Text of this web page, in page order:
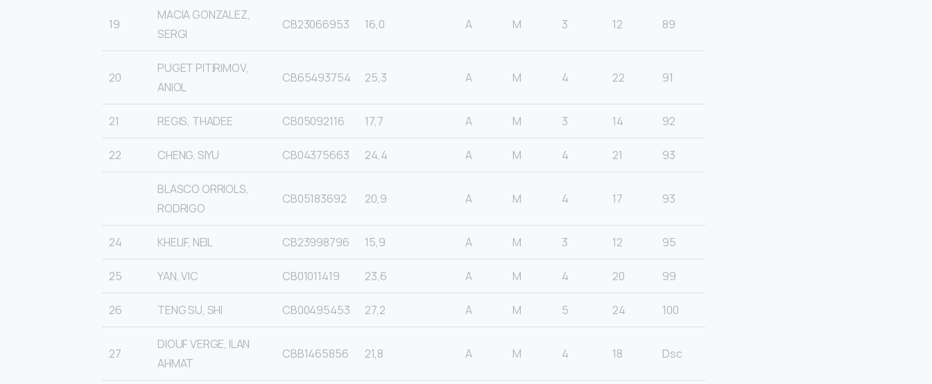
19
MACIA GONZALEZ,
SERGI
CB23066953 16,0 A M 3 12 89
20
PUGET PITIRIMOV,
ANIOL
CB65493754 25,3 A M 4 22 91
21 REGIS, THADEE CB05092116 17,7 A M 3 14 92
22 CHENG, SIYU CB04375663 24,4 A M 4 21 93
BLASCO ORRIOLS,
RODRIGO
CB05183692 20,9 A M 4 17 93
24 KHELIF, NEIL CB23998796 15,9 A M 3 12 95
25 YAN, VIC CB01011419 23,6 A M 4 20 99
26 TENG SU, SHI CB00495453 27,2 A M 5 24 100
27
DIOUF VERGE, ILAN
AHMAT
CBB1465856 21,8 A M 4 18 Dsc